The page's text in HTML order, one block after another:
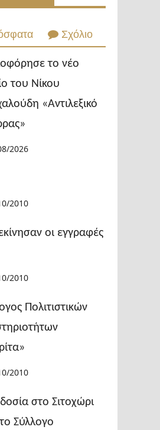
Σχόλιο
το νέο
του Νίκου
«Αντιλεξικό
2026
2010
οι εγγραφές
2010
Πολιτιστικών
2010
στο Σιτοχώρι
Σύλλογο